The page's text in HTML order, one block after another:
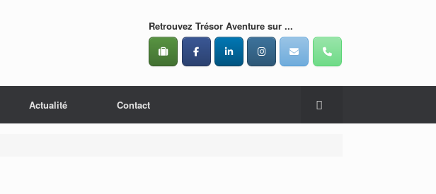
Retrouvez Trésor Aventure sur ...
Actualité Contact